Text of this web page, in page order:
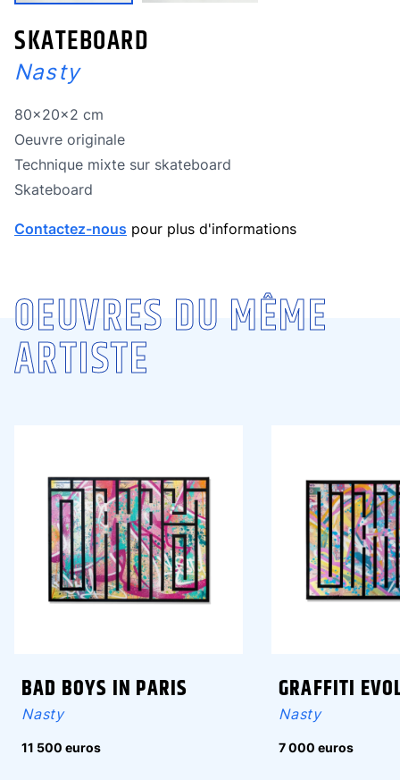
SKATEBOARD
Nasty
Dimensions
80x20x2 cm
Oeuvre originale
Oeuvre originale
Technique
Technique mixte sur skateboard
Technique
Skateboard
Contactez-nous pour plus d'informations
OEUVRES DU MÊME
ARTISTE
BAD BOYS IN PARIS
Nasty
11 500 euros
GRAFFITI
Nasty
7 000 euros